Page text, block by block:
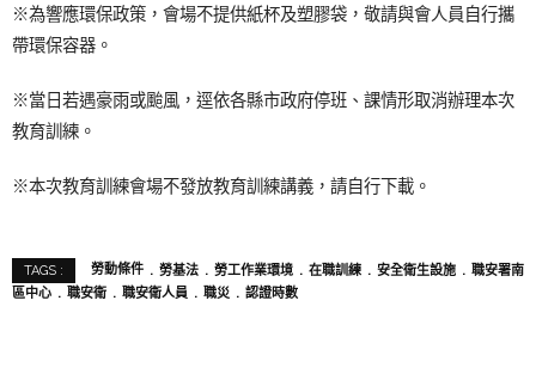
※為響應環保政策，會場不提供紙杯及塑膠袋，敬請與會人員自行攜
帶環保容器。
※當日若遇豪雨或颱風，逕依各縣市政府停班、課情形取消辦理本次
教育訓練。
※本次教育訓練會場不發放教育訓練講義，請自行下載。
TAGS : 勞動條件 勞基法 勞工作業環境 在職訓練 安全衛生設施
職安署南
區中心
職安衛 職安衛人員 職災 認證時數